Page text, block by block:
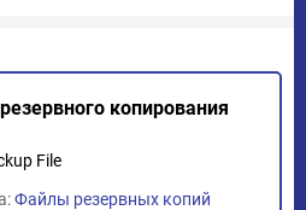
копирования
File
Файлы резервных копий